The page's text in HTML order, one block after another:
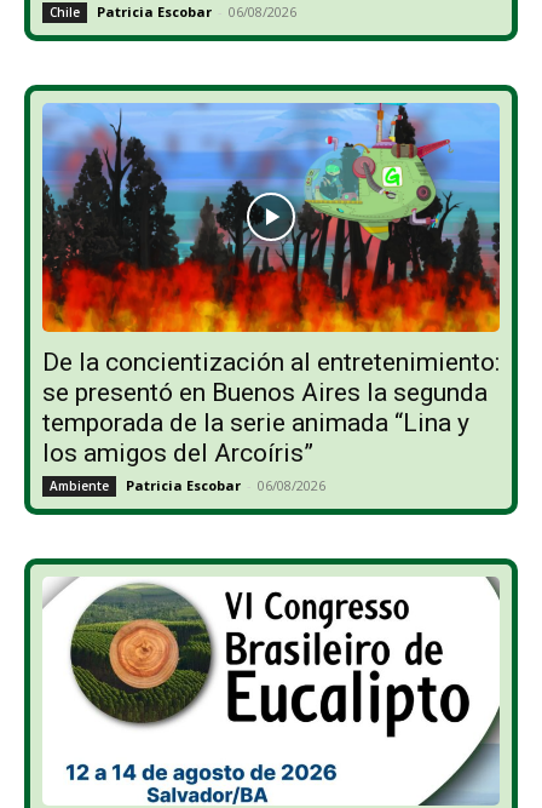
Chile Patricia Escobar - 06/08/2026
De la concientización al entretenimiento:
se presentó en Buenos Aires la segunda
temporada de la serie animada “Lina y
los amigos del Arcoíris”
Ambiente Patricia Escobar - 06/08/2026